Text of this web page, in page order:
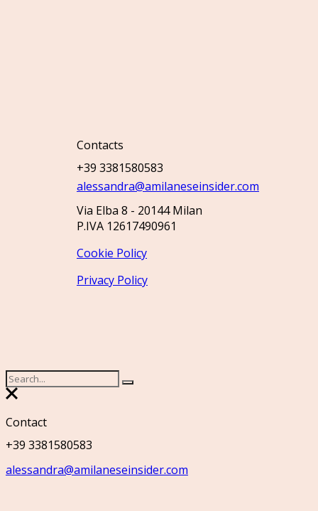
Contacts
+39 3381580583
alessandra@amilaneseinsider.com
Via Elba 8 - 20144 Milan
P.IVA 12617490961
Cookie Policy
Privacy Policy
Contact
+39 3381580583
alessandra@amilaneseinsider.com